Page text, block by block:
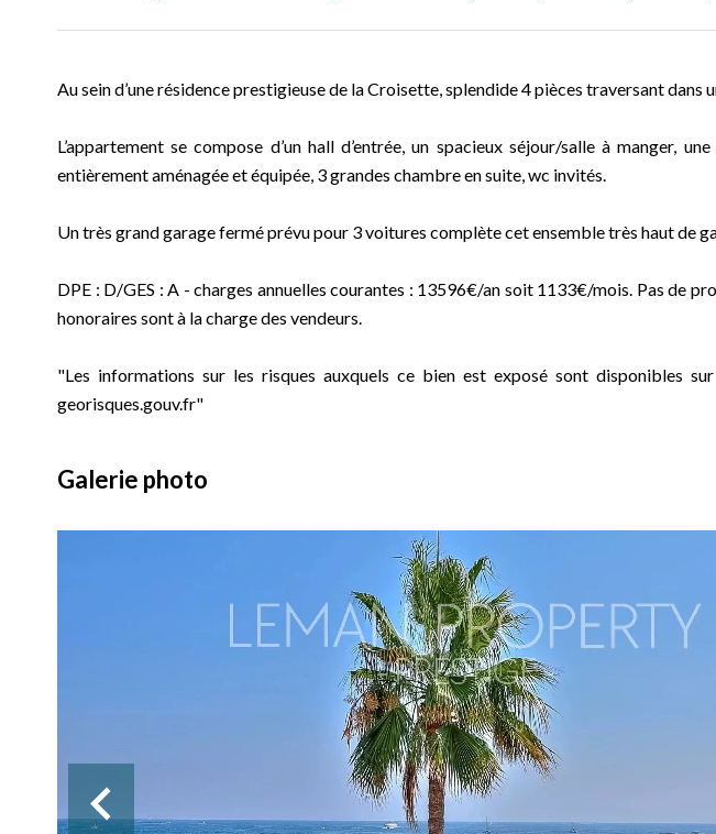
Au sein d’une résidence prestigieuse de la Croisette, splendide 4 pièces traversant dans
L’appartement se compose d’un hall d’entrée, un spacieux séjour/salle à manger,
entièrement aménagée et équipée, 3 grandes chambre en suite, wc invités.
Un très grand garage fermé prévu pour 3 voitures complète cet ensemble très haut de
DPE : D/GES : A - charges annuelles courantes : 13596€/an soit 1133€/mois. Pas de
honoraires sont à la charge des vendeurs.
"Les informations sur les risques auxquels ce bien est exposé sont disponibles
georisques.gouv.fr"
Galerie photo